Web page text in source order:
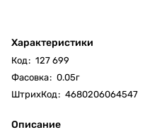
Характеристики
Код: 127 699
Фасовка: 0.05г
ШтрихКод: 4680206064547
Описание